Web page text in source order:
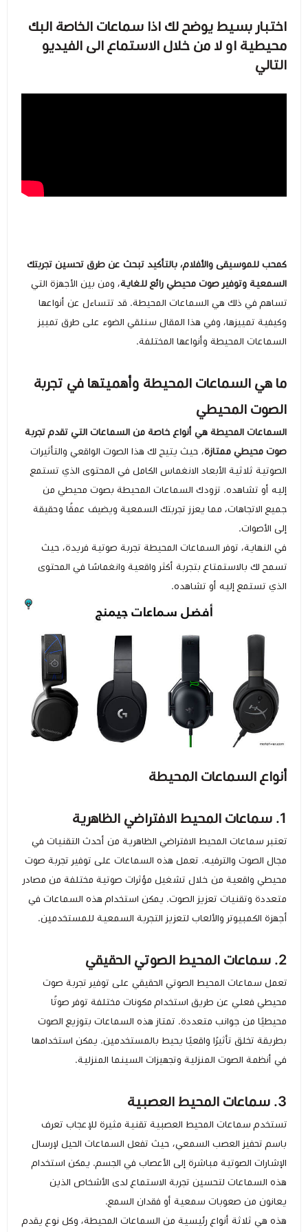
كيبوردات
الكابلات والمحولات
اختبار بسيط يوضح لك اذا سماعات الخاصة البك
محيطية او لا من خلال الاستماع الى الفيديو
التالي
كمحب للموسيقى والأفلام، بالتأكيد تبحث عن طرق تحسين تجربتك
السمعية وتوفير صوت محيطي رائع للغاية، ومن بين الأجهزة التي
تساهم في ذلك هي السماعات المحيطة. قد تتساءل عن أنواعها
وكيفية تمييزها، وفي هذا المقال سنلقي الضوء على طرق تمييز
السماعات المحيطة وأنواعها المختلفة.
ما هي السماعات المحيطة وأهميتها في تجربة
الصوت المحيطي
السماعات المحيطة هي أنواع خاصة من السماعات التي تقدم تجربة
صوت محيطي ممتازة، حيث يتيح لك هذا الصوت الواقعي والتأثيرات
الصوتية ثلاثية الأبعاد الانغماس الكامل في المحتوى الذي تستمع
إليه أو تشاهده. تزودك السماعات المحيطة بصوت محيطي من
جميع الاتجاهات، مما يعزز تجربتك السمعية ويضيف عمقًا وحقيقة
إلى الأصوات.
في النهاية، توفر السماعات المحيطة تجربة صوتية فريدة، حيث
تسمح لك بالاستمتاع بتجربة أكثر واقعية وانغماسًا في المحتوى
الذي تستمع إليه أو تشاهده.
أنواع السماعات المحيطة
1. سماعات المحيط الافتراضي الظاهرية
تعتبر سماعات المحيط الافتراضي الظاهرية من أحدث التقنيات في
مجال الصوت والترفيه. تعمل هذه السماعات على توفير تجربة صوت
محيطي واقعية من خلال تشغيل مؤثرات صوتية مختلفة من مصادر
متعددة وتقنيات تعزيز الصوت. يمكن استخدام هذه السماعات في
أجهزة الكمبيوتر والألعاب لتعزيز التجربة السمعية للمستخدمين.
2. سماعات المحيط الصوتي الحقيقي
تعمل سماعات المحيط الصوتي الحقيقي على توفير تجربة صوت
محيطي فعلي عن طريق استخدام مكونات مختلفة توفر صوتًا
محيطيًا من جوانب متعددة. تمتاز هذه السماعات بتوزيع الصوت
بطريقة تخلق تأثيرًا واقعيًا يحيط بالمستخدمين. يمكن استخدامها
في أنظمة الصوت المنزلية وتجهيزات السينما المنزلية.
3. سماعات المحيط العصبية
تستخدم سماعات المحيط العصبية تقنية مثيرة للإعجاب تعرف
باسم تحفيز العصب السمعي، حيث تفعل السماعات الحيل لإرسال
الإشارات الصوتية مباشرة إلى الأعصاب في الجسم. يمكن استخدام
هذه السماعات لتحسين تجربة الاستماع لدى الأشخاص الذين
يعانون من صعوبات سمعية أو فقدان السمع.
هذه هي ثلاثة أنواع رئيسية من السماعات المحيطة، وكل نوع يقدم